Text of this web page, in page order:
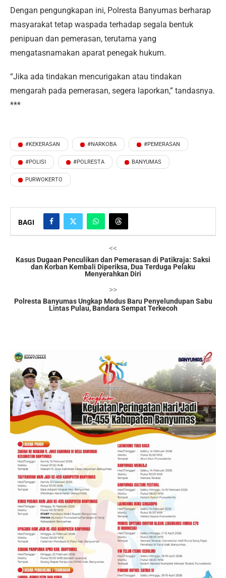
Dengan pengungkapan ini, Polresta Banyumas berharap
masyarakat tetap waspada terhadap segala bentuk
penipuan dan pemerasan, terutama yang
mengatasnamakan aparat penegak hukum.
“Jika ada tindakan mencurigakan atau tindakan
mengarah pada pemerasan, segera laporkan,” tandasnya.
***
#KEKERASAN #NARKOBA #PEMERASAN
#POLISI #POLRESTA BANYUMAS
PURWOKERTO
BAGI
<<
Kasus Dugaan Penculikan dan Pemerasan di Patikraja: Saksi
dan Korban Kembali Diperiksa, Dua Terduga Pelaku
Menyerahkan Diri
>>
Polresta Banyumas Ungkap Modus Baru Penyelundupan Sabu
Lintas Pulau, Bandara Sempat Terkecoh